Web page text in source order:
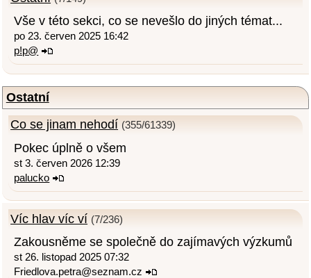
Vše v této sekci, co se nevešlo do jiných témat...
po 23. červen 2025 16:42
p!p@
Ostatní
Co se jinam nehodí (355/61339)
Pokec úplně o všem
st 3. červen 2026 12:39
palucko
Víc hlav víc ví (7/236)
Zakousněme se společně do zajímavých výzkumů
st 26. listopad 2025 07:32
Friedlova.petra@seznam.cz